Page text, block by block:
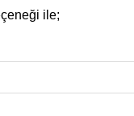
ile;